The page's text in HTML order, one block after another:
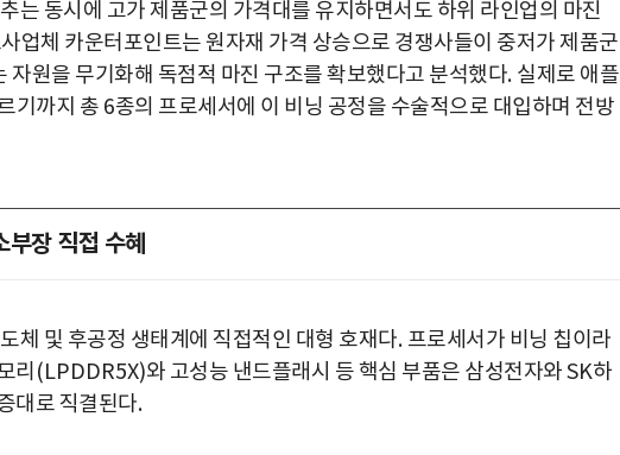
는 동시에 고가 제품군의 가격대를 유지하면서도 하위 라인업의 마진
업체 카운터포인트는 원자재 가격 상승으로 경쟁사들이 중저가 제품군
자원을 무기화해 독점적 마진 구조를 확보했다고 분석했다. 실제로 애플
기까지 총 6종의 프로세서에 이 비닝 공정을 수술적으로 대입하며 전방
장 직접 수혜
체 및 후공정 생태계에 직접적인 대형 호재다. 프로세서가 비닝 칩이라
리 (LPDDR5X)와 고성능 낸드플래시 등 핵심 부품은 삼성전자와SK하
대로 직결된다.